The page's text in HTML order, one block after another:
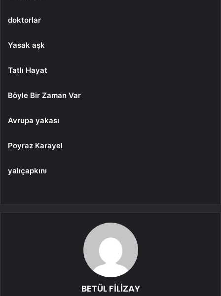
doktorlar
Yasak aşk
Tatlı Hayat
Böyle Bir Zaman Var
Avrupa yakası
Poyraz Karayel
yalıçapkını
BETÜL FİLİZAY